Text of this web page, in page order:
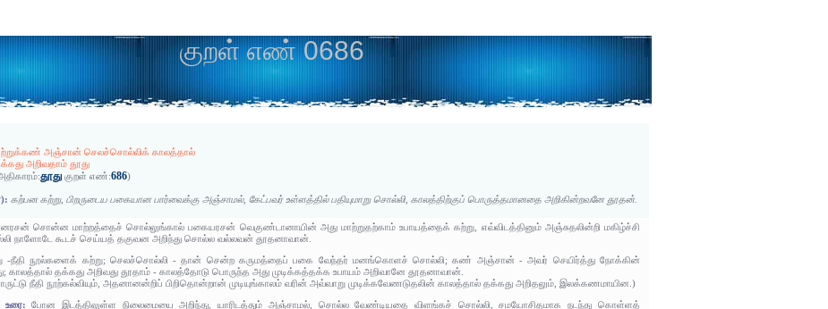
குறள் எண் 0686
அஞ்சான் செலச்சொல்லிக் காலத்தால்
அறிவதாம் தூது
தூது குறள் எண்:686)
கற்பன கற்று, பிறருடைய பகையான பார்வைக்கு அஞ்சாமல், கேட்பவர் உள்ளத்தில் பதியுமாறு சொல்லி, காலத்திற்குப் பொருத்தமானதை அறிகின்றவனே தூதன்.
சொன்ன மாற்றத்தைச் சொல்லுங்கால் பகையரசன் வெகுண்டானாயின் அது மாற்றுதற்காம் உபாயத்தைக் கற்று, எவ்விடத்தினும் அஞ்சுதலின்றி மகிழ்ச்சி
நாளோடே கூடச் செய்யத் தகுவன அறிந்து சொல்ல வல்லவன் தூதனாவான்.
-நீதி நூல்களைக் கற்று; செலச்சொல்லி - தான் சென்ற கருமத்தைப் பகை வேந்தர் மனங்கொளச் சொல்லி; கண் அஞ்சான் - அவர் செயிர்த்து நோக்கின்
காலத்தால் தக்கது அறிவது தூதாம் - காலத்தோடு பொருந்த அது முடிக்கத்தக்க உபாயம் அறிவானே தூதனாவான்.
நீதி நூற்கல்வியும், அதனானன்றிப் பிறிதொன்றான் முடியுங்காலம் வரின் அவ்வாறு முடிக்கவேணடுதலின் காலத்தால் தக்கது அறிதலும், இலக்கணமாயின.)
உரை:போன இடத்திலுள்ள நிலைமையை அறிந்து, யாரிடத்தும் அஞ்சாமல், சொல்ல வேண்டியதை விளங்கச் சொல்லி, சமயோசிதமாக நடந்து கொள்ளத்